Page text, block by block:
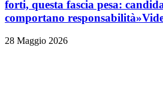
forti, questa fascia pesa:
comportano responsabilità»
28 Maggio 2026